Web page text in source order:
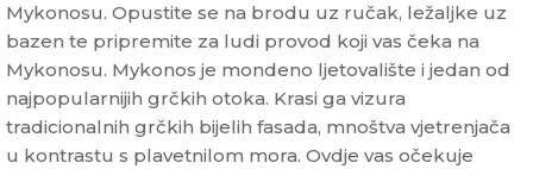
Mykonosu. Opustite se na brodu uz ručak, ležaljke uz
bazen te pripremite za ludi provod koji vas čeka na
Mykonosu. Mykonos je mondeno ljetovalište i jedan od
najpopularnijih grčkih otoka. Krasi ga vizura
tradicionalnih grčkih bijelih fasada, mnoštva vjetrenjača
u kontrastu s plavetnilom mora. Ovdje vas očekuje